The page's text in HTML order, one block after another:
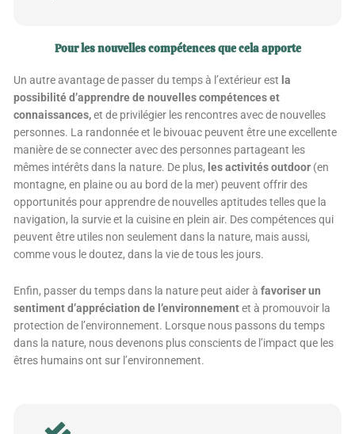
Pour les nouvelles compétences que cela apporte
Un autre avantage de passer du temps à l’extérieur est la
possibilité d’apprendre de nouvelles compétences et
connaissances,et de privilégier les rencontres avec de nouvelles
personnes. La randonnée et le bivouac peuvent être une excellente
manière de se connecter avec des personnes partageant les
mêmes intérêts dans la nature. De plus, les activités outdoor (en
montagne, en plaine ou au bord de la mer) peuvent offrir des
opportunités pour apprendre de nouvelles aptitudes telles que la
navigation, la survie et la cuisine en plein air. Des compétences qui
peuvent être utiles non seulement dans la nature, mais aussi,
comme vous le doutez, dans la vie de tous les jours.
Enfin, passer du temps dans la nature peut aider àfavoriser un
sentiment d’appréciation de l’environnementet à promouvoir la
protection de l’environnement. Lorsque nous passons du temps
dans la nature, nous devenons plus conscients de l’impact que les
êtres humains ont sur l’environnement.